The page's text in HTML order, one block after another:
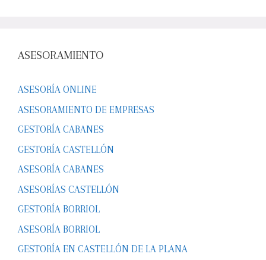
ASESORAMIENTO
ASESORÍA ONLINE
ASESORAMIENTO DE EMPRESAS
GESTORÍA CABANES
GESTORÍA CASTELLÓN
ASESORÍA CABANES
ASESORÍAS CASTELLÓN
GESTORÍA BORRIOL
ASESORÍA BORRIOL
GESTORÍA EN CASTELLÓN DE LA PLANA